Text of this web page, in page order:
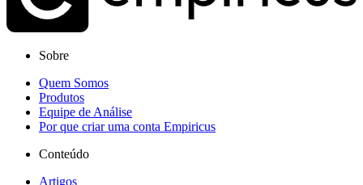
Sobre
Quem Somos
Produtos
Equipe de Análise
Por que criar uma conta Empiricus
Conteúdo
Artigos